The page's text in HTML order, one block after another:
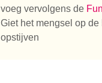
voeg vervolgens de
Giet het mengsel op
opstijven